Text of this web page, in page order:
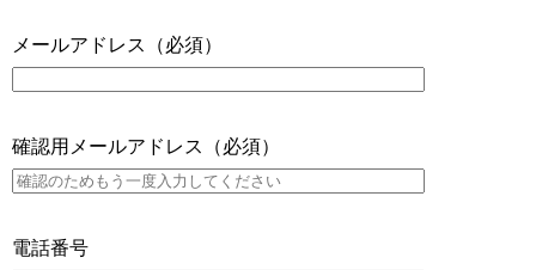
メールアドレス （必須）
確認用メールアドレス （必須）
電話番号